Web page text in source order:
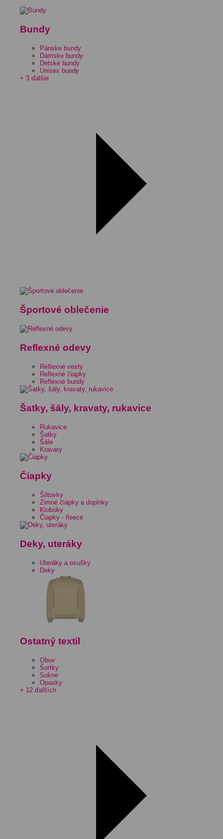
Bundy
Pánske bundy
Dámske bundy
Detské bundy
Unisex bundy
+ 3 ďalšie
Športové oblečenie
Reflexné odevy
Reflexné vesty
Reflexné čiapky
Reflexné bundy
Šatky, šály, kravaty, rukavice
Rukavice
Šatky
Šále
Kravaty
Čiapky
Šiltovky
Zimné čiapky a doplnky
Klobúky
Čiapky - fleece
Deky, uteráky
Uteráky a osušky
Deky
Ostatný textil
Obuv
Šortky
Sukne
Opasky
+ 12 ďalších